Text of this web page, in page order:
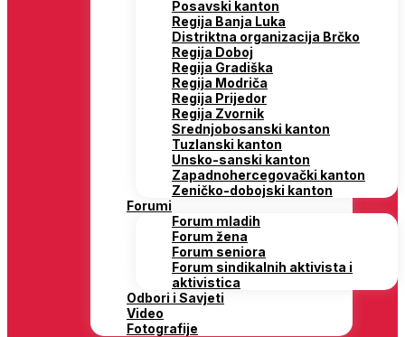
Posavski kanton
Regija Banja Luka
Distriktna organizacija Brčko
Regija Doboj
Regija Gradiška
Regija Modriča
Regija Prijedor
Regija Zvornik
Srednjobosanski kanton
Tuzlanski kanton
Unsko-sanski kanton
Zapadnohercegovački kanton
Zeničko-dobojski kanton
Forumi
Forum mladih
Forum žena
Forum seniora
Forum sindikalnih aktivista i
aktivistica
Odbori i Savjeti
Video
Fotografije